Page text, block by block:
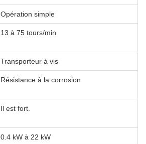
Opération simple
13 à 75 tours/min
Transporteur à vis
Résistance à la corrosion
Il est fort.
0.4 kW à 22 kW